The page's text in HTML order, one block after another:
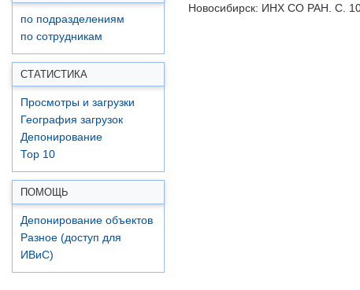
по подразделениям
по сотрудникам
СТАТИСТИКА
Просмотры и загрузки
География загрузок
Депонирование
Top 10
ПОМОЩЬ
Депонирование объектов
Разное (доступ для
ИВиС)
Новосибирск: ИНХ СО РАН. С.